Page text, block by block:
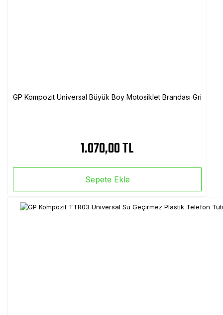
GP Kompozit Universal Büyük Boy Motosiklet Brandası Gri
1.070,00 TL
Sepete Ekle